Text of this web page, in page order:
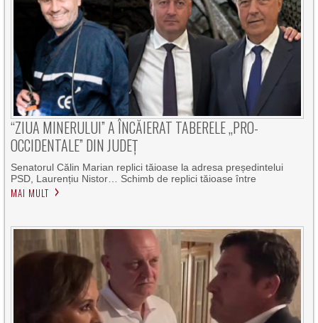
“ZIUA MINERULUI” A ÎNCĂIERAT TABERELE „PRO-
OCCIDENTALE” DIN JUDEȚ
Senatorul Călin Marian replici tăioase la adresa președintelui
PSD, Laurențiu Nistor… Schimb de replici tăioase între
MAI MULT